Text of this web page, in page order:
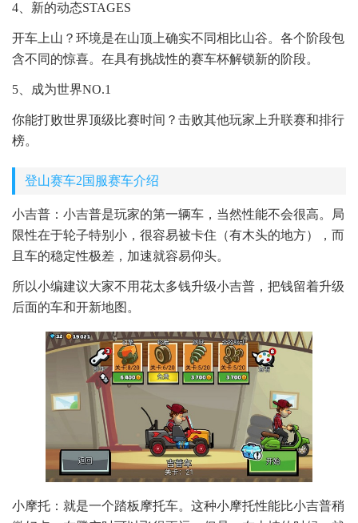
4、新的动态STAGES
开车上山？环境是在山顶上确实不同相比山谷。各个阶段包
含不同的惊喜。在具有挑战性的赛车杯解锁新的阶段。
5、成为世界NO.1
你能打败世界顶级比赛时间？击败其他玩家上升联赛和排行
榜。
登山赛车2国服赛车介绍
小吉普：小吉普是玩家的第一辆车，当然性能不会很高。局
限性在于轮子特别小，很容易被卡住（有木头的地方），而
且车的稳定性极差，加速就容易仰头。
所以小编建议大家不用花太多钱升级小吉普，把钱留着升级
后面的车和开新地图。
小摩托：就是一个踏板摩托车。这种小摩托性能比小吉普稍